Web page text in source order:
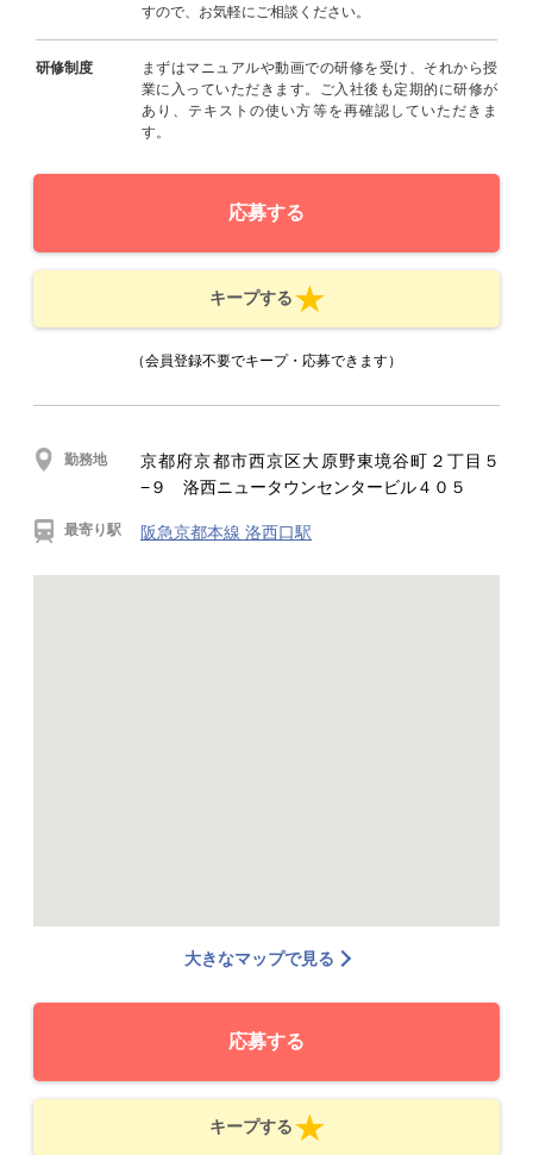
すので、お気軽にご相談ください。
研修制度
まずはマニュアルや動画での研修を受け、それから授
業に入っていただきます。ご入社後も定期的に研修が
あり、テキストの使い方等を再確認していただきま
す。
応募する
キープする
（会員登録不要でキープ・応募できます）
勤務地
京都府京都市西京区大原野東境谷町２丁目５
−９ 洛西ニュータウンセンタービル４０５
最寄り駅 阪急京都本線 洛西口駅
大きなマップで見る
応募する
キープする